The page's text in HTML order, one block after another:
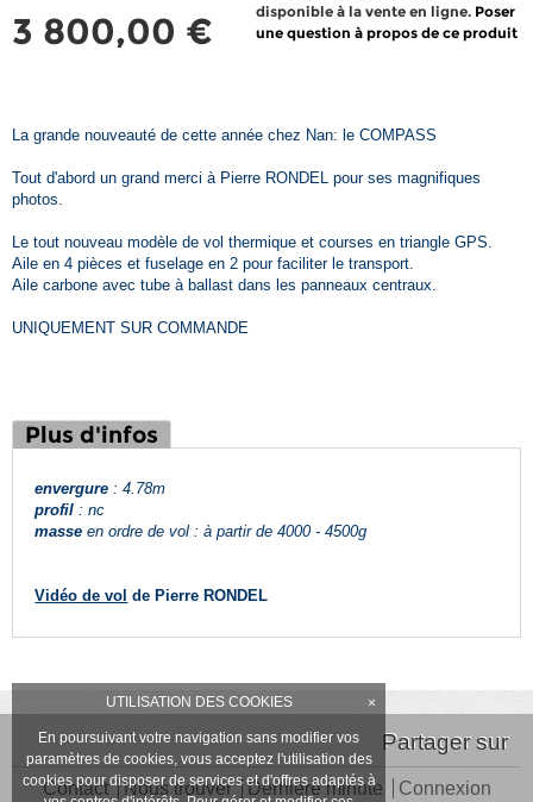
UTILISATION DES COOKIES ×
En poursuivant votre navigation sans modifier vos
paramètres de cookies, vous acceptez l'utilisation des
cookies pour disposer de services et d'offres adaptés à
3 800,00 €
disponible à la vente en ligne. Poser
une question à propos de ce produit
La grande nouveauté de cette année chez Nan: le COMPASS
Tout d'abord un grand merci à Pierre RONDEL pour ses magnifiques
photos.
Le tout nouveau modèle de vol thermique et courses en triangle GPS.
Aile en 4 pièces et fuselage en 2 pour faciliter le transport.
Aile carbone avec tube à ballast dans les panneaux centraux.
UNIQUEMENT SUR COMMANDE
Plus d'infos
envergure: 4.78m
profil: nc
masse en ordre de vol : à partir de 4000 - 4500g
Vidéo de vol de Pierre RONDEL
Partager sur
Contact Nous trouver Dernière minute
Connexion